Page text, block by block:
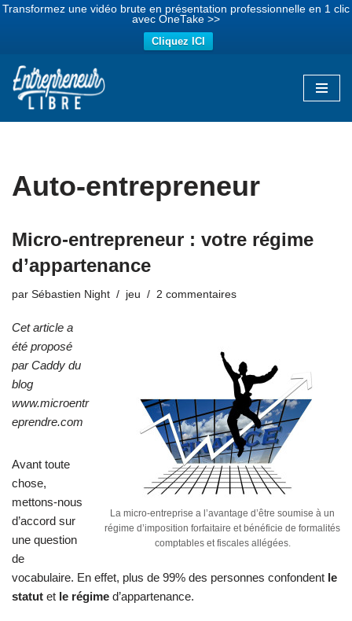
Transformez une vidéo brute en présentation professionnelle en 1 clic
avec OneTake >>
Cliquez ICI
Aller
Auto-entrepreneur
Micro-entrepreneur : votre régime
d’appartenance
par Sébastien Night jeu 2 commentaires
La micro-entreprise a l’avantage d’être soumise à un
régime d’imposition forfaitaire et bénéficie de formalités
comptables et fiscales allégées.
Cet article a
été proposé
par Caddy du
blog
www.microentr
eprendre.com
Avant toute
chose,
mettons-nous
d’accord sur
une question
de
vocabulaire. En effet, plus de 99% des personnes confondent le
statut et le régime d’appartenance.